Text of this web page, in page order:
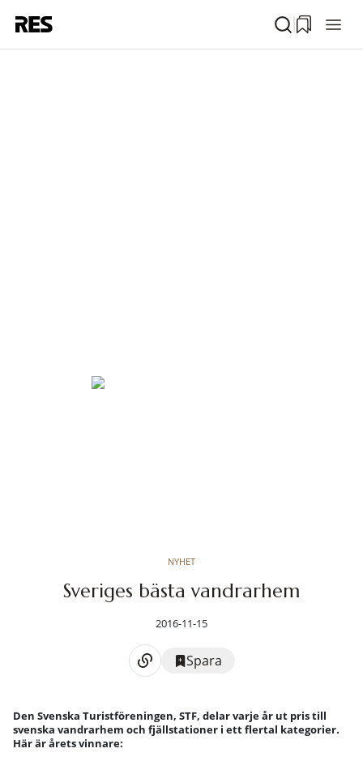
NYHET
Sveriges bästa vandrarhem
2016-11-15
Spara
Den Svenska Turistföreningen, STF, delar varje år ut pris till
svenska vandrarhem och fjällstationer i ett flertal kategorier.
Här är årets vinnare: